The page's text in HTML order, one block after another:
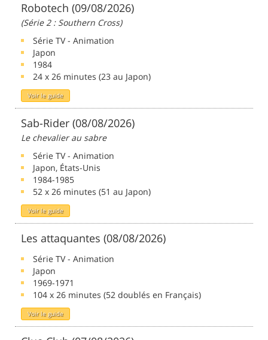
Robotech (09/08/2026)
(Série 2 : Southern Cross)
Série TV - Animation
Japon
1984
24 x 26 minutes (23 au Japon)
Voir le guide
Sab-Rider (08/08/2026)
Le chevalier au sabre
Série TV - Animation
Japon, États-Unis
1984-1985
52 x 26 minutes (51 au Japon)
Voir le guide
Les attaquantes (08/08/2026)
Série TV - Animation
Japon
1969-1971
104 x 26 minutes (52 doublés en Français)
Voir le guide